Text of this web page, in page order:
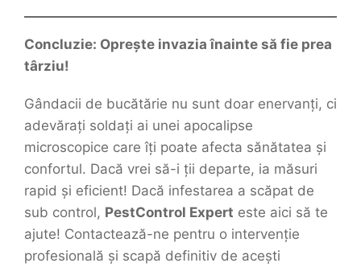
Concluzie: Oprește invazia înainte să fie prea
târziu!
Gândacii de bucătărie nu sunt doar enervanți, ci
adevărați soldați ai unei apocalipse
microscopice care îți poate afecta sănătatea și
confortul. Dacă vrei să-i ții departe, ia măsuri
rapid și eficient! Dacă infestarea a scăpat de
sub control, PestControl Expert este aici să te
ajute! Contactează-ne pentru o intervenție
profesională și scapă definitiv de acești